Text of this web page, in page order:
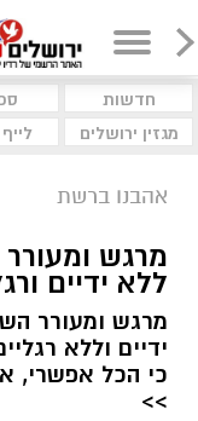
חדשות
מגזין ירושלים
אהבנו ברשת
מרגש
ללא ידיים
מרגש ומעורר
ידיים וללא
כי הכל אפשרי,
>>